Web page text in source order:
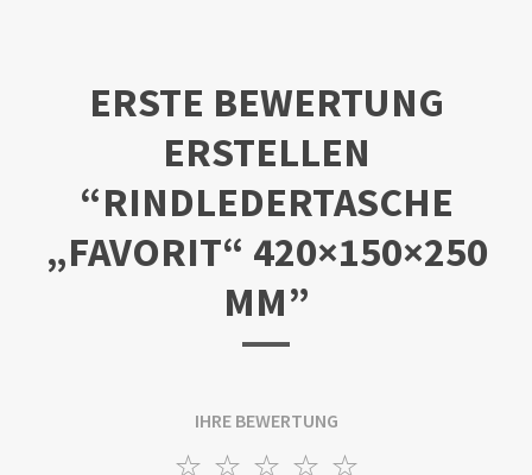
ERSTE BEWERTUNG
ERSTELLEN
“RINDLEDERTASCHE
„FAVORIT“ 420×150×250
MM”
IHRE BEWERTUNG